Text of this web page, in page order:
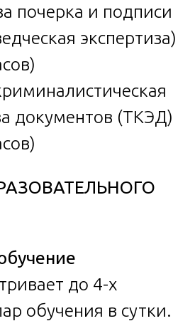
почерка и подписи
экспертиза)
документов (ТКЭД)
до 4-х
обучения в сутки.